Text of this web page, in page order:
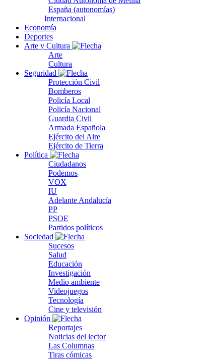
España (autonomías)
Internacional
Economía
Deportes
Arte y Cultura
Arte
Cultura
Seguridad
Protección Civil
Bomberos
Policía Local
Policía Nacional
Guardia Civil
Armada Española
Ejército del Aire
Ejército de Tierra
Política
Ciudadanos
Podemos
VOX
IU
Adelante Andalucía
PP
PSOE
Partidos políticos
Sociedad
Sucesos
Salud
Educación
Investigación
Medio ambiente
Videojuegos
Tecnología
Cine y televisión
Opinión
Reportajes
Noticias del lector
Las Columnas
Tiras cómicas